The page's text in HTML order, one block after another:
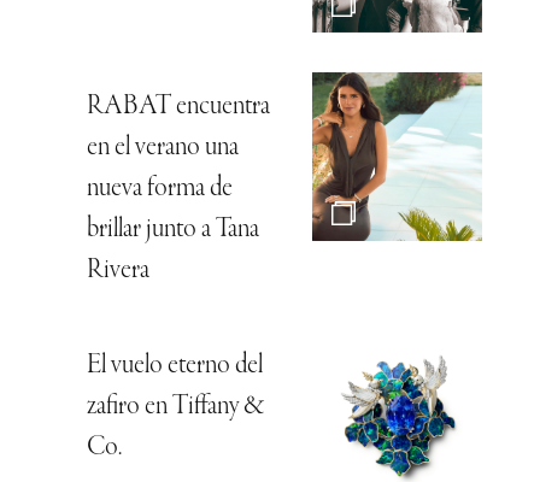
RABAT encuentra
en el verano una
nueva forma de
brillar junto a Tana
Rivera
El vuelo eterno del
zafiro en Tiffany &
Co.